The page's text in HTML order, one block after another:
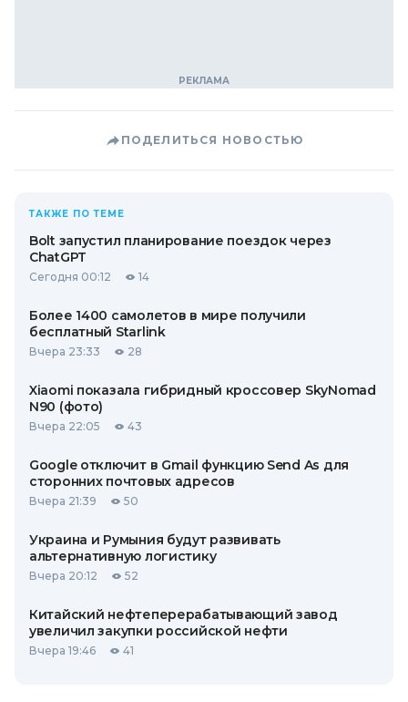
ПОДЕЛИТЬСЯ НОВОСТЬЮ
ТАКЖЕ ПО ТЕМЕ
Bolt запустил планирование поездок через
ChatGPT
Сегодня 00:12 14
Более 1400 самолетов в мире получили
бесплатный Starlink
Вчера 23:33 28
Xiaomi показала гибридный кроссовер SkyNomad
N90 (фото)
Вчера 22:05 43
Google отключит в Gmail функцию Send As для
сторонних почтовых адресов
Вчера 21:39 50
Украина и Румыния будут развивать
альтернативную логистику
Вчера 20:12 52
Китайский нефтеперерабатывающий завод
увеличил закупки российской нефти
Вчера 19:46 41